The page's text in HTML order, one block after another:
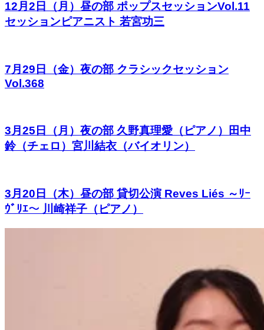
12月2日（月）昼の部 ポップスセッションVol.11
セッションピアニスト 若宮功三
7月29日（金）夜の部 クラシックセッション
Vol.368
3月25日（月）夜の部 久野真理愛（ピアノ）田中
鈴（チェロ）宮川結衣（バイオリン）
3月20日（木）昼の部 貸切公演 Reves Liés ～ﾘｰ
ｳﾞﾘｴ～ 川崎祥子（ピアノ）